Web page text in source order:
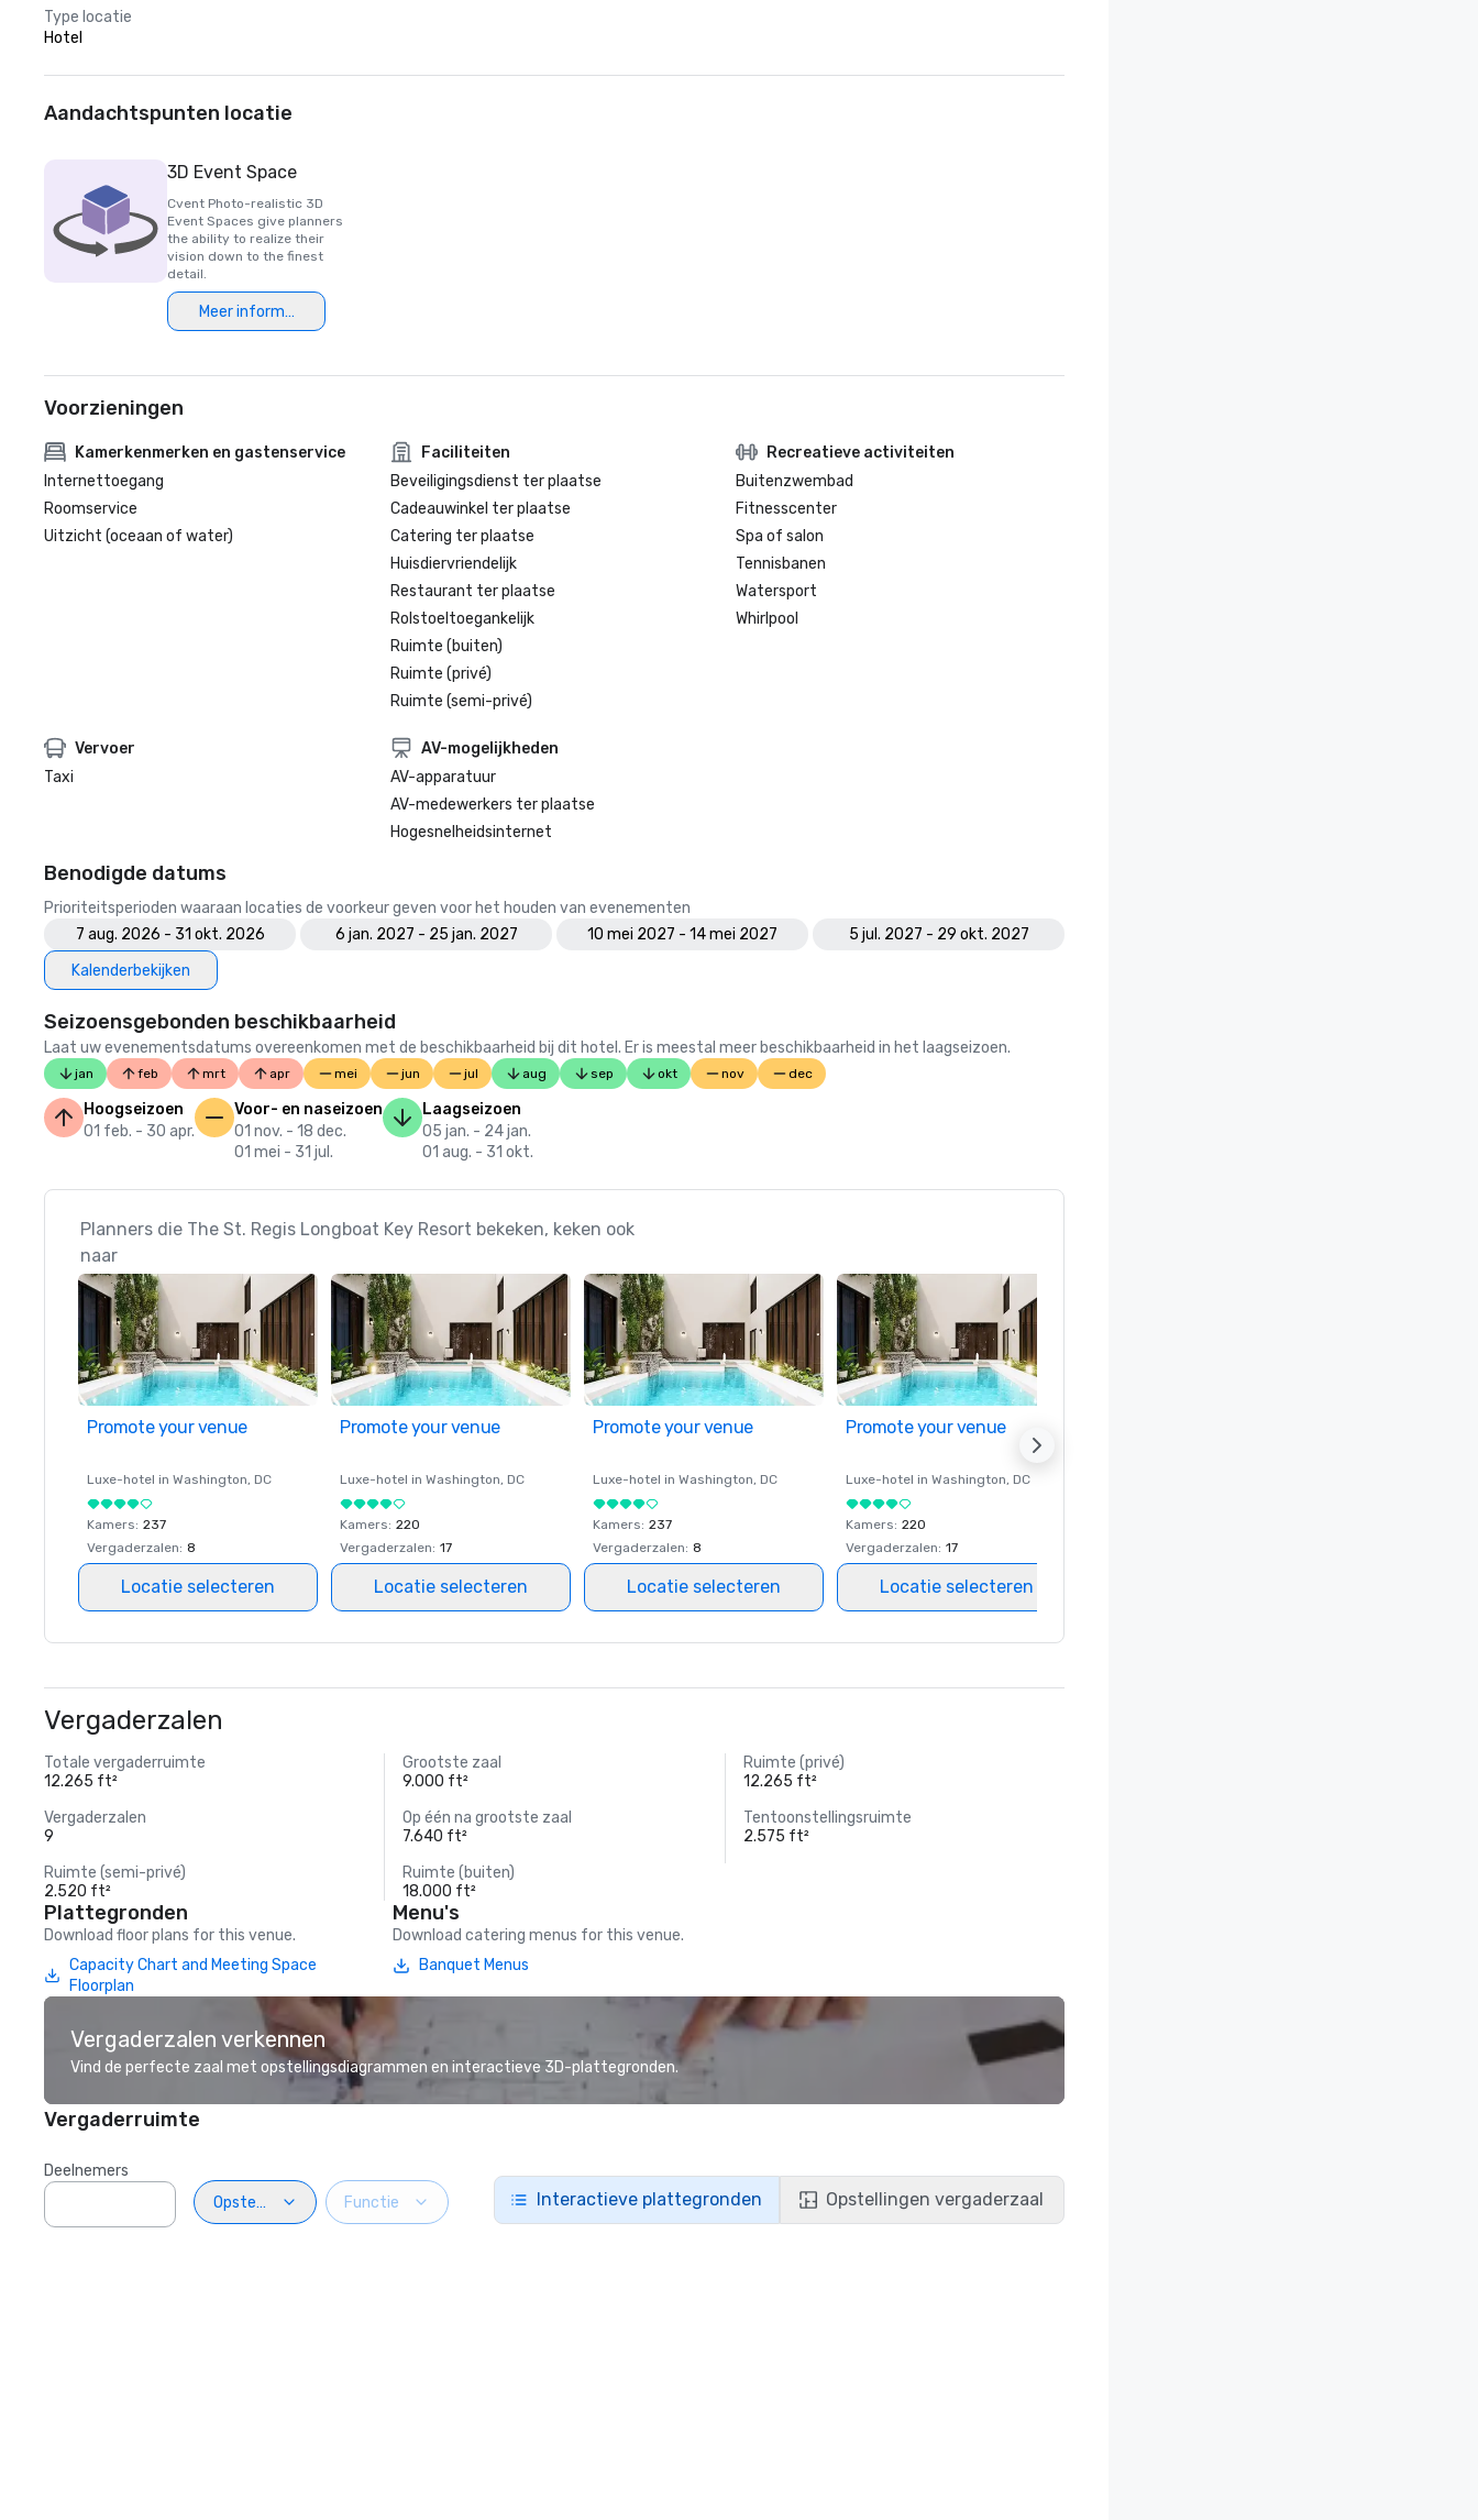
Type locatie
Hotel
Aandachtspunten locatie
3D Event Space
Cvent Photo-realistic 3D
Event Spaces give planners
the ability to realize their
vision down to the finest
detail.
Meer informatie
Voorzieningen
Kamerkenmerken en gastenservice
Internettoegang
Roomservice
Uitzicht (oceaan of water)
Faciliteiten
Beveiligingsdienst ter plaatse
Cadeauwinkel ter plaatse
Catering ter plaatse
Huisdiervriendelijk
Restaurant ter plaatse
Rolstoeltoegankelijk
Ruimte (buiten)
Ruimte (privé)
Ruimte (semi-privé)
Recreatieve activiteiten
Buitenzwembad
Fitnesscenter
Spa of salon
Tennisbanen
Watersport
Whirlpool
Vervoer
Taxi
AV-mogelijkheden
AV-apparatuur
AV-medewerkers ter plaatse
Hogesnelheidsinternet
Benodigde datums
Prioriteitsperioden waaraan locaties de voorkeur geven voor het houden van evenementen
7 aug. 2026 - 31 okt. 2026
6 jan. 2027 - 25 jan. 2027 10 mei 2027 - 14 mei 2027
5 jul. 2027 - 29 okt. 2027
Kalenderbekijken
Seizoensgebonden beschikbaarheid
Laat uw evenementsdatums overeenkomen met de beschikbaarheid bij dit hotel. Er is meestal meer beschikbaarheid in het laagseizoen.
jan feb mrt apr mei jun jul aug sep okt nov dec
Hoogseizoen
01 feb. - 30 apr.
Voor- en naseizoen
01 nov. - 18 dec.
01 mei - 31 jul.
Laagseizoen
05 jan. - 24 jan.
01 aug. - 31 okt.
Planners die The St. Regis Longboat Key Resort bekeken, keken ook
naar
Promote your venue
Luxe-hotel in Washington, DC
Kamers: 237
Vergaderzalen: 8
Locatie selecteren
Promote your venue
Luxe-hotel in Washington, DC
Kamers: 220
Vergaderzalen: 17
Locatie selecteren
Promote your venue
Luxe-hotel in Washington, DC
Kamers: 237
Vergaderzalen: 8
Locatie selecteren
Promote your venue
Luxe-hotel in Washington, DC
Kamers: 220
Vergaderzalen: 17
Locatie selecteren
Vergaderzalen
Totale vergaderruimte
12.265 ft²
Grootste zaal
9.000 ft²
Ruimte (privé)
12.265 ft²
Vergaderzalen
9
Op één na grootste zaal
7.640 ft²
Tentoonstellingsruimte
2.575 ft²
Ruimte (semi-privé)
2.520 ft²
Ruimte (buiten)
18.000 ft²
Plattegronden
Download floor plans for this venue.
Capacity Chart and Meeting Space
Floorplan
Menu's
Download catering menus for this venue.
Banquet Menus
Vergaderzalen verkennen
Vind de perfecte zaal met opstellingsdiagrammen en interactieve 3D-plattegronden.
Vergaderruimte
Deelnemers
Opstelling
Functie Interactieve plattegronden Opstellingen vergaderzaal